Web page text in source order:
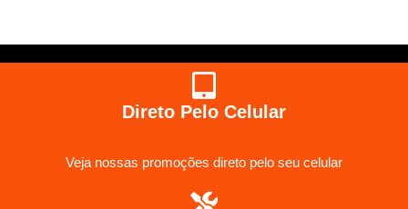
Direto Pelo Celular
Veja nossas promoções direto pelo seu celular